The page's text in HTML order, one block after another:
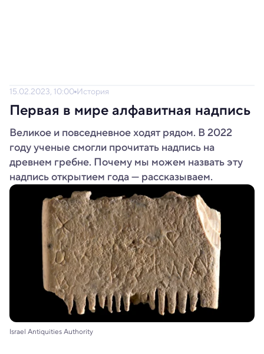
15.02.2023, 10:00 История
Первая в мире алфавитная надпись
Великое и повседневное ходят рядом. В 2022
году ученые смогли прочитать надпись на
древнем гребне. Почему мы можем назвать эту
надпись открытием года — рассказываем.
Israel Antiquities Authority